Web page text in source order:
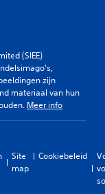
(SIEE)
zijn
materiaal van hun
Meer info
Site
map
Cookiebeleid